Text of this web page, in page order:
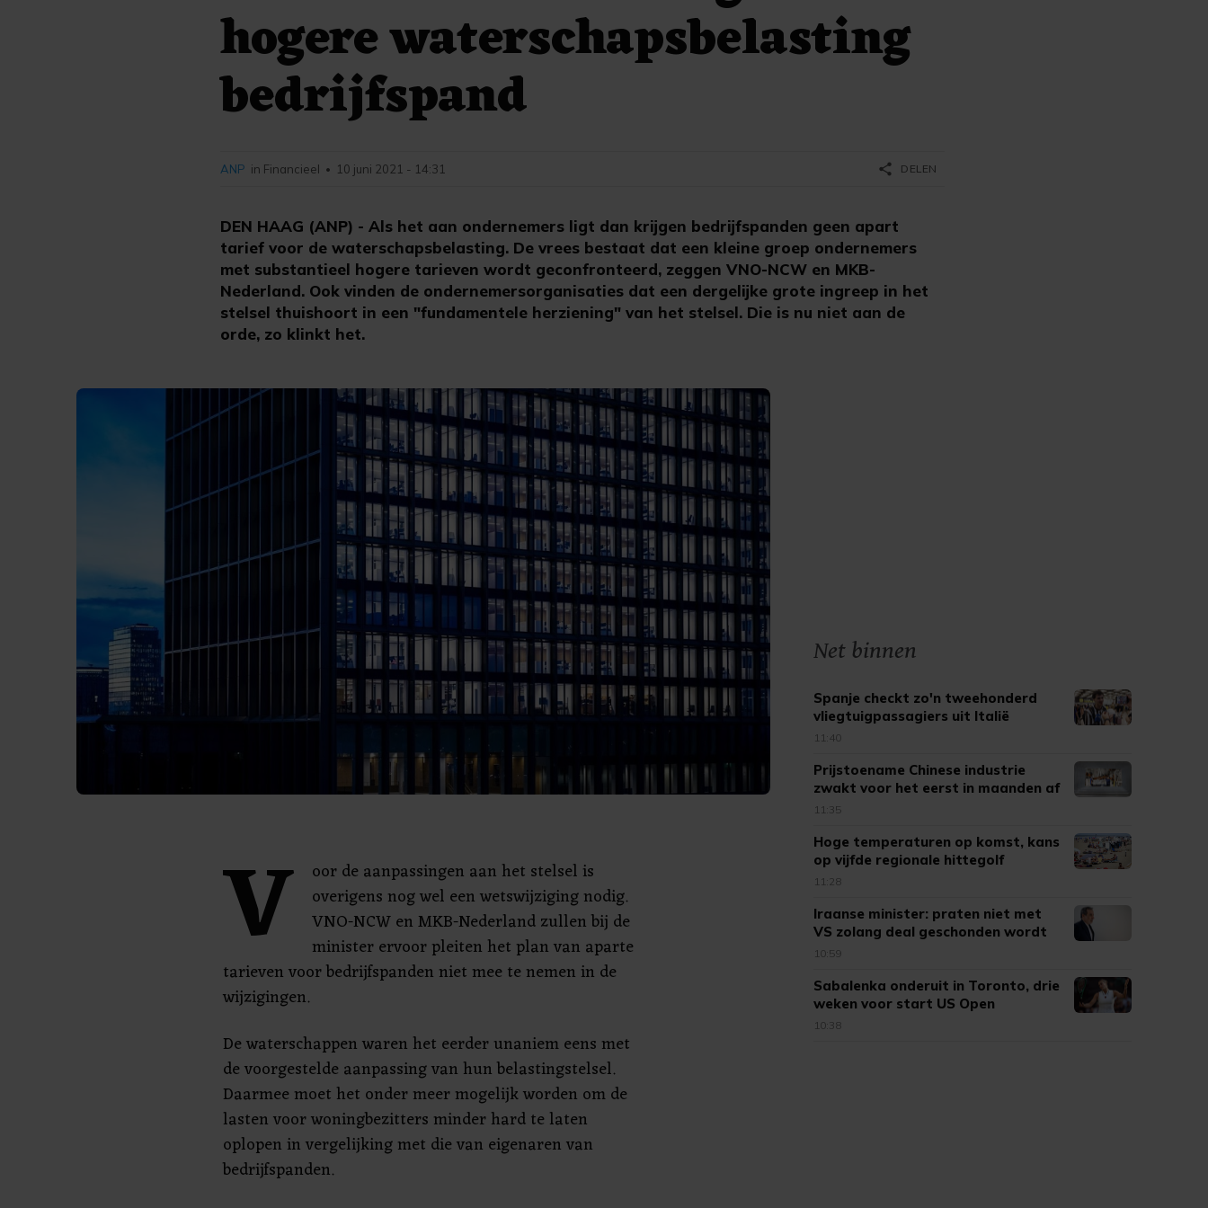
hogere waterschapsbelasting
bedrijfspand
DEN HAAG (ANP) - Als het aan ondernemers ligt dan krijgen bedrijfspanden geen apart
tarief voor de waterschapsbelasting. De vrees bestaat dat een kleine groep ondernemers
met substantieel hogere tarieven wordt geconfronteerd, zeggen VNO-NCW en MKB-
Nederland. Ook vinden de ondernemersorganisaties dat een dergelijke grote ingreep in het
stelsel thuishoort in een "fundamentele herziening" van het stelsel. Die is nu niet aan de
orde, zo klinkt het.
ANP in Financieel • 10 juni 2021 - 14:31 share DELEN
V
oor de aanpassingen aan het stelsel is
overigens nog wel een wetswijziging nodig.
VNO-NCW en MKB-Nederland zullen bij de
minister ervoor pleiten het plan van aparte
tarieven voor bedrijfspanden niet mee te nemen in de
wijzigingen.
De waterschappen waren het eerder unaniem eens met
de voorgestelde aanpassing van hun belastingstelsel.
Daarmee moet het onder meer mogelijk worden om de
lasten voor woningbezitters minder hard te laten
oplopen in vergelijking met die van eigenaren van
bedrijfspanden.
Net binnen
Spanje checkt zo'n tweehonderd
vliegtuigpassagiers uit Italië
11:40
Prijstoename Chinese industrie
zwakt voor het eerst in maanden af
11:35
Hoge temperaturen op komst, kans
op vijfde regionale hittegolf
11:28
Iraanse minister: praten niet met
VS zolang deal geschonden wordt
10:59
Sabalenka onderuit in Toronto, drie
weken voor start US Open
10:38